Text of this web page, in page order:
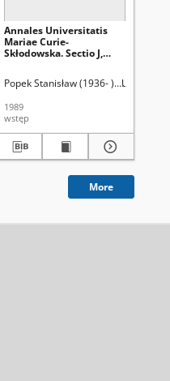
(Lublin) Popek, Stanisław
Annales Universitatis
Mariae Curie-
Skłodowska. Sectio J,
Popek Stanisław (1936- ).
1989
wstęp
More